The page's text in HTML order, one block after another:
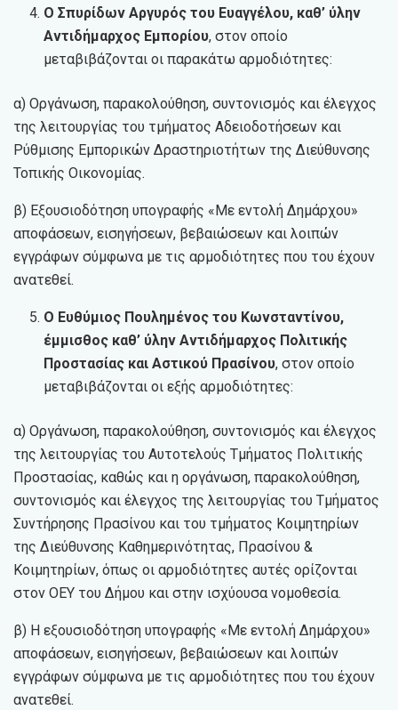
Ο Σπυρίδων Αργυρός του Ευαγγέλου, καθ’ ύλην
Αντιδήμαρχος Εμπορίου, στον οποίο
μεταβιβάζονται οι παρακάτω αρμοδιότητες:
α) Οργάνωση, παρακολούθηση, συντονισμός και έλεγχος
της λειτουργίας του τμήματος Αδειοδοτήσεων και
Ρύθμισης Εμπορικών Δραστηριοτήτων της Διεύθυνσης
Τοπικής Οικονομίας.
β) Εξουσιοδότηση υπογραφής «Με εντολή Δημάρχου»
αποφάσεων, εισηγήσεων, βεβαιώσεων και λοιπών
εγγράφων σύμφωνα με τις αρμοδιότητες που του έχουν
ανατεθεί.
Ο Ευθύμιος Πουλημένος του Κωνσταντίνου,
έμμισθος καθ’ ύλην Αντιδήμαρχος Πολιτικής
Προστασίας και Αστικού Πρασίνου, στον οποίο
μεταβιβάζονται οι εξής αρμοδιότητες:
α) Οργάνωση, παρακολούθηση, συντονισμός και έλεγχος
της λειτουργίας του Αυτοτελούς Τμήματος Πολιτικής
Προστασίας, καθώς και η οργάνωση, παρακολούθηση,
συντονισμός και έλεγχος της λειτουργίας του Τμήματος
Συντήρησης Πρασίνου και του τμήματος Κοιμητηρίων
της Διεύθυνσης Καθημερινότητας, Πρασίνου &
Κοιμητηρίων, όπως οι αρμοδιότητες αυτές ορίζονται
στον ΟΕΥ του Δήμου και στην ισχύουσα νομοθεσία.
β) Η εξουσιοδότηση υπογραφής «Με εντολή Δημάρχου»
αποφάσεων, εισηγήσεων, βεβαιώσεων και λοιπών
εγγράφων σύμφωνα με τις αρμοδιότητες που του έχουν
ανατεθεί.